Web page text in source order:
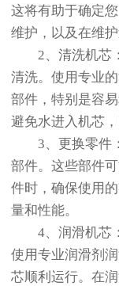
这将有助于确定
维护，以及在维
2、清洗机芯：
清洗。使用专业
部件，特别是容
避免水进入机芯
3、更换零件：
部件。这些部件
件时，确保使用
量和性能。
4、润滑机芯：
使用专业润滑剂
芯顺利运行。在